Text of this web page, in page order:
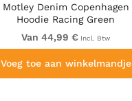
Motley Denim Copenhagen
Hoodie Racing Green
Van 44,99 € Incl. Btw
Voeg toe aan winkelmandje